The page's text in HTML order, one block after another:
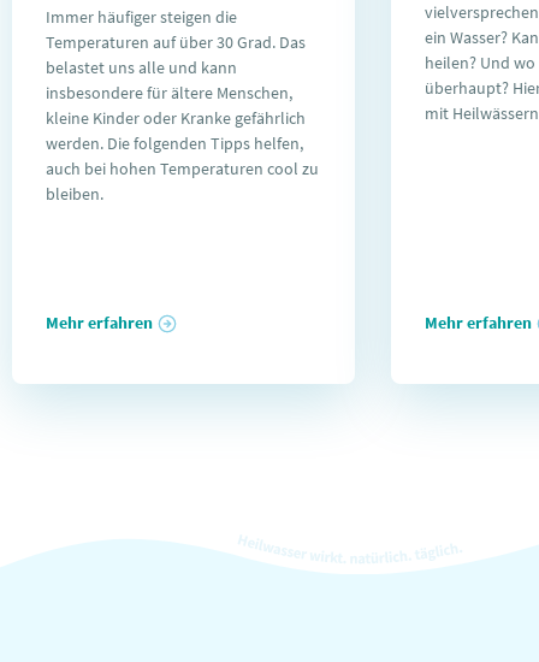
Immer häufiger steigen die
Temperaturen auf über 30 Grad. Das
belastet uns alle und kann
insbesondere für ältere Menschen,
kleine Kinder oder Kranke gefährlich
werden. Die folgenden Tipps helfen,
auch bei hohen Temperaturen cool zu
bleiben.
Mehr erfahren
ein Wasser?
heilen? Und
überhaupt?
mit
Mehr erfahren